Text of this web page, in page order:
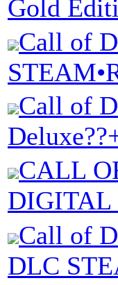
Gold
Call of
Call of
CALL
Call of
DLC